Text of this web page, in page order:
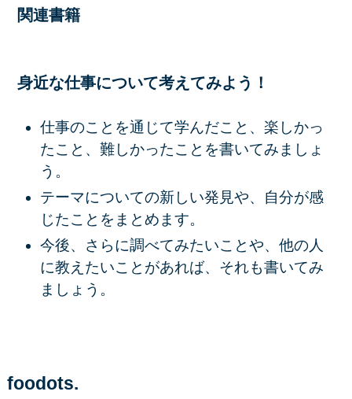
関連書籍
身近な仕事について考えてみよう！
仕事のことを通じて学んだこと、楽しかっ
たこと、難しかったことを書いてみましょ
う。
テーマについての新しい発見や、自分が感
じたことをまとめます。
今後、さらに調べてみたいことや、他の人
に教えたいことがあれば、それも書いてみ
ましょう。
foodots.